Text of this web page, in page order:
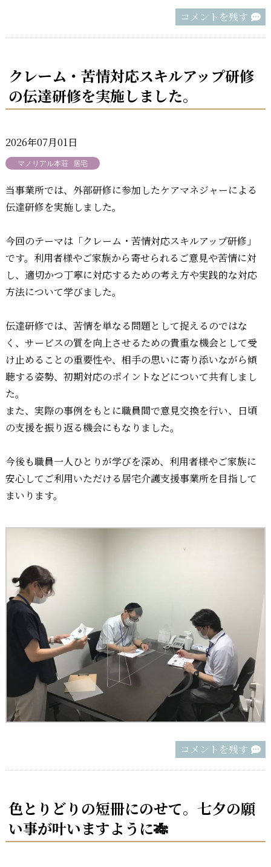
コメントを残す
クレーム・苦情対応スキルアップ研修
の伝達研修を実施しました。
2026年07月01日
マノリアル本荘 居宅
当事業所では、外部研修に参加したケアマネジャーによる
伝達研修を実施しました。
今回のテーマは「クレーム・苦情対応スキルアップ研修」
です。利用者様やご家族から寄せられるご意見や苦情に対
し、適切かつ丁寧に対応するための考え方や実践的な対応
方法について学びました。
伝達研修では、苦情を単なる問題として捉えるのではな
く、サービスの質を向上させるための貴重な機会として受
け止めることの重要性や、相手の思いに寄り添いながら傾
聴する姿勢、初期対応のポイントなどについて共有しまし
た。
また、実際の事例をもとに職員間で意見交換を行い、日頃
の支援を振り返る機会にもなりました。
今後も職員一人ひとりが学びを深め、利用者様やご家族に
安心してご利用いただける居宅介護支援事業所を目指して
まいります。
コメントを残す
色とりどりの短冊にのせて。七夕の願
い事が叶いますように🎋